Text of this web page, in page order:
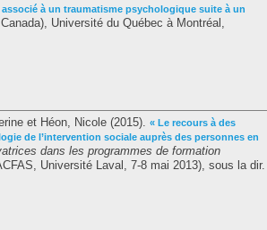
à un traumatisme psychologique suite à un
Université du Québec à Montréal,
et Héon, Nicole (2015). « Le recours à des
de l’intervention sociale auprès des personnes en
dans les programmes de formation
Université Laval, 7-8 mai 2013), sous la dir.